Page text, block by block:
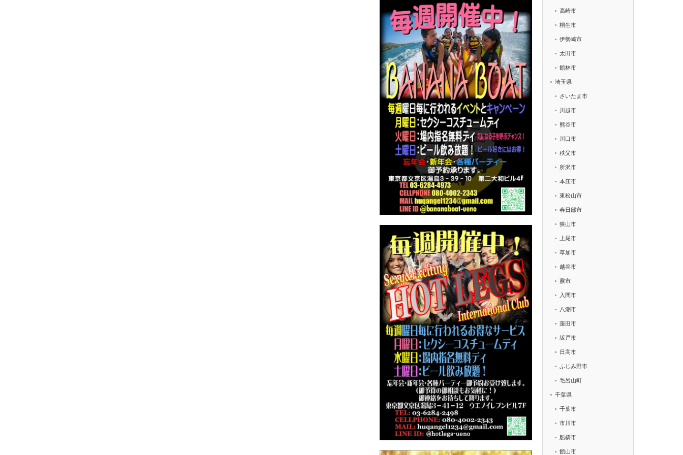
高崎市
桐生市
伊勢崎市
太田市
館林市
埼玉県
さいたま市
川越市
熊谷市
川口市
秩父市
所沢市
本庄市
東松山市
春日部市
狭山市
上尾市
草加市
越谷市
蕨市
入間市
八潮市
蓮田市
坂戸市
日高市
ふじみ野市
毛呂山町
千葉県
千葉市
市川市
船橋市
館山市